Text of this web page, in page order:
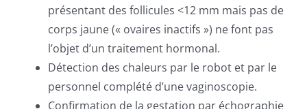
présentant des follicules <12 mm mais pas de
corps jaune (« ovaires inactifs ») ne font pas
l’objet d’un traitement hormonal.
Détection des chaleurs par le robot et par le
personnel complété d’une vaginoscopie.
Confirmation de la gestation par échographie